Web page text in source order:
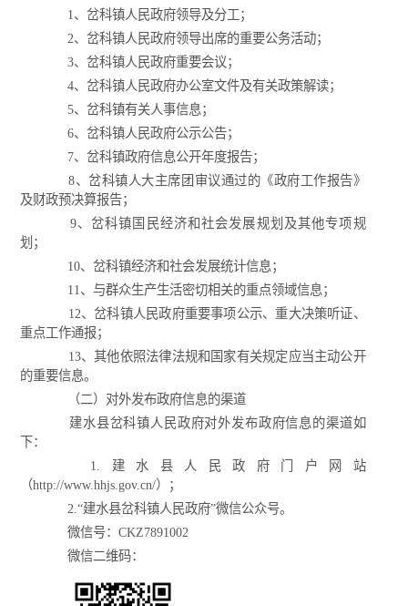
1、岔科镇人民政府领导及分工；
2、岔科镇人民政府领导出席的重要公务活动；
3、岔科镇人民政府重要会议；
4、岔科镇人民政府办公室文件及有关政策解读；
5、岔科镇有关人事信息；
6、岔科镇人民政府公示公告；
7、岔科镇政府信息公开年度报告；
8、岔科镇人大主席团审议通过的《政府工作报告》
及财政预决算报告；
9、岔科镇国民经济和社会发展规划及其他专项规
划；
10、岔科镇经济和社会发展统计信息；
11、与群众生产生活密切相关的重点领域信息；
12、岔科镇人民政府重要事项公示、重大决策听证、
重点工作通报；
13、其他依照法律法规和国家有关规定应当主动公开
的重要信息。
（二）对外发布政府信息的渠道
建水县岔科镇人民政府对外发布政府信息的渠道如
下：
1.建水县人民政府门户网站
（http://www.hhjs.gov.cn/）；
2.“建水县岔科镇人民政府”微信公众号。
微信号：CKZ7891002
微信二维码：